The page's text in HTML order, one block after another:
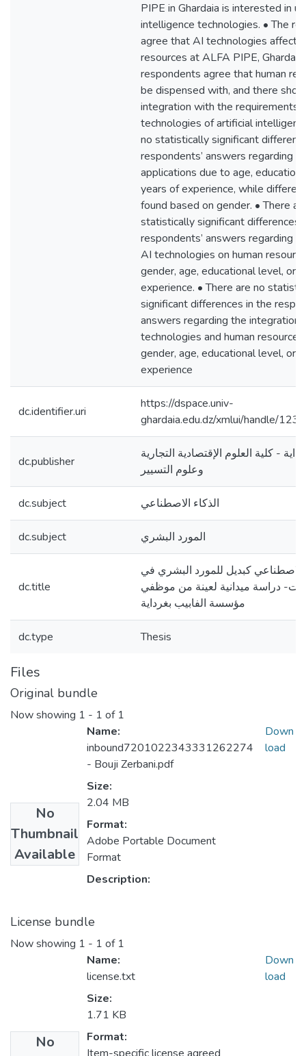
PIPE in Ghardaia is interested in
intelligence technologies. • The
agree that AI technologies affect
resources at ALFA PIPE, Ghardaia
respondents agree that human
be dispensed with, and there
integration with the requirements
technologies of artificial
no statistically significant
respondents’ answers regarding
applications due to age,
years of experience, while
found based on gender. • There
statistically significant differences
respondents’ answers regarding
AI technologies on human
gender, age, educational level, or
experience. • There are no
significant differences in the
answers regarding the integration
technologies and human
gender, age, educational level, or
experience
dc.identifier.uri
https://dspace.univ-
ghardaia.edu.dz/xmlui/handle/
dc.publisher
- كلية العلوم الإقتصادية التجارية
وعلوم التسيير
dc.subject الذكاء الاصطناعي
dc.subject المورد البشري
dc.title
الاصطناعي كبديل للمورد البشري في
دراسة ميدانية لعينة من موظفي
مؤسسة الفابيب بغرداية
dc.type Thesis
Files
Original bundle
Now showing 1 - 1 of 1
No
Thumbnail
Available
Name:
inbound7201022343331262274
- Bouji Zerbani.pdf
Size:
2.04 MB
Format:
Adobe Portable Document
Format
Description:
Down
load
License bundle
Now showing 1 - 1 of 1
No
Name:
license.txt
Size:
1.71 KB
Format:
Down
load